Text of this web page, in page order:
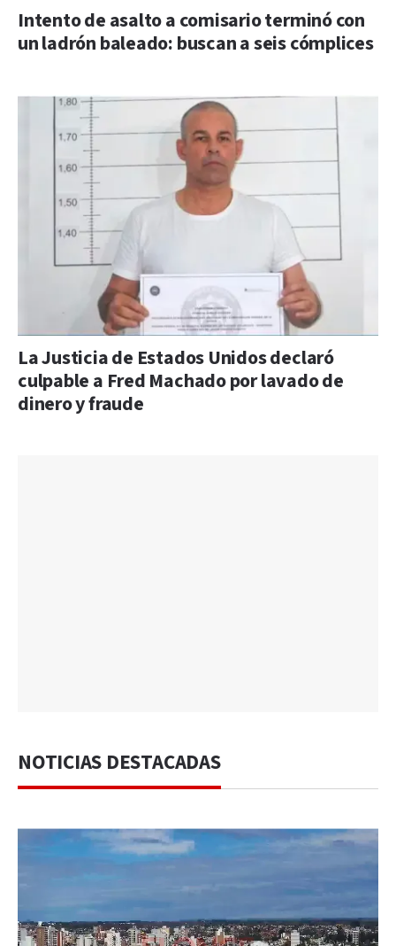
Intento de asalto a comisario terminó con
un ladrón baleado: buscan a seis cómplices
La Justicia de Estados Unidos declaró
culpable a Fred Machado por lavado de
dinero y fraude
NOTICIAS DESTACADAS